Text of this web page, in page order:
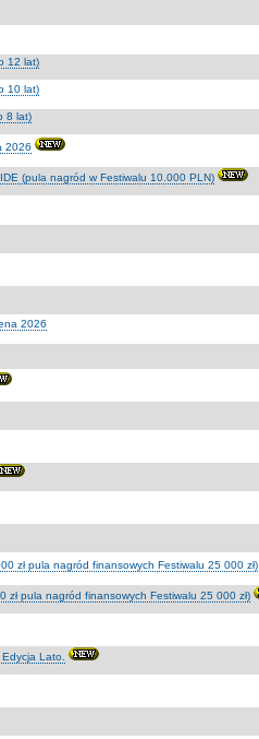
12 lat)
10 lat)
8 lat)
2026
(pula nagród w Festiwalu 10.000 PLN)
2026
zł pula nagród finansowych Festiwalu 25 000 zł)
zł pula nagród finansowych Festiwalu 25 000 zł)
Lato.